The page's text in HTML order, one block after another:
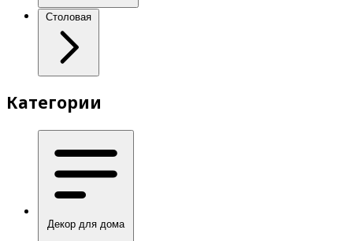
Столовая
Категории
Декор для дома